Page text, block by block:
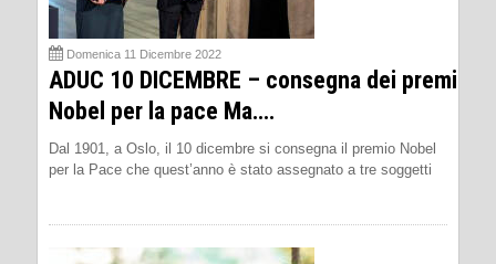
Domenica 11 Dicembre 2022
ADUC 10 DICEMBRE – consegna dei premi
Nobel per la pace Ma….
Dal 1901, a Oslo, il 10 dicembre si consegna il premio Nobel
per la Pace che quest’anno è stato assegnato a tre soggetti